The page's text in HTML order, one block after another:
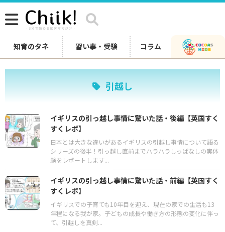
知育のタネ 習い事・受験 コラム
引越し
イギリスの引っ越し事情に驚いた話・後編【英国すく
すくレポ】
日本とは大きな違いがあるイギリスの引越し事情について語る
シリーズの後半！引っ越し直前までハラハラしっぱなしの実体
験をレポートします...
イギリスの引っ越し事情に驚いた話・前編【英国すく
すくレポ】
イギリスでの子育ても10年目を迎え、現在の家での生活も13
年程になる我が家。子どもの成長や働き方の形態の変化に伴っ
て、引越しを真剣...